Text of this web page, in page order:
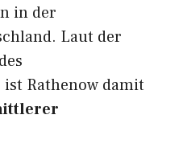
in der
Laut der
Rathenow damit